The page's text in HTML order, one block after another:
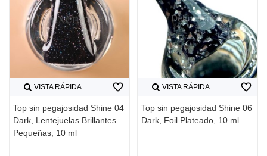
VISTA RÁPIDA
Top sin pegajosidad Shine 04
Dark, Lentejuelas Brillantes
Pequeñas, 10 ml
favorite_border VISTA RÁPIDA
Top sin pegajosidad Shine 06
Dark, Foil Plateado, 10 ml
favorite_border